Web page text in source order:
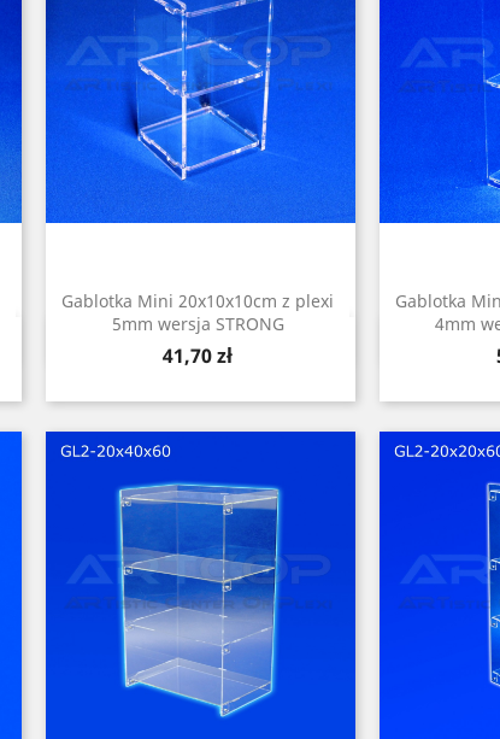
Gablotka Mini 20x10x10cm z plexi
5mm wersja STRONG
Cena
41,70 zł
Szybki podgląd
Gablotka
4mm